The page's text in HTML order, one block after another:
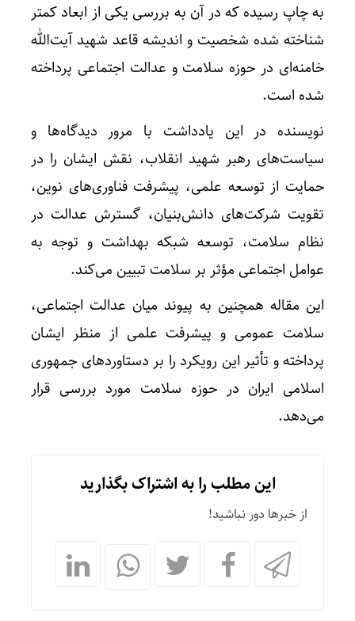
به چاپ رسیده که در آن به بررسی یکی از ابعاد کمتر
شناخته‌ شده شخصیت و اندیشه قاعد شهید آیت‌الله
خامنه‌ای در حوزه سلامت و عدالت اجتماعی پرداخته
شده است.
نویسنده در این یادداشت با مرور دیدگاه‌ها و
سیاست‌های رهبر شهید انقلاب، نقش ایشان را در
حمایت از توسعه علمی، پیشرفت فناوری‌های نوین،
تقویت شرکت‌های دانش‌بنیان، گسترش عدالت در
نظام سلامت، توسعه شبکه بهداشت و توجه به
عوامل اجتماعی مؤثر بر سلامت تبیین می‌کند.
این مقاله همچنین به پیوند میان عدالت اجتماعی،
سلامت عمومی و پیشرفت علمی از منظر ایشان
پرداخته و تأثیر این رویکرد را بر دستاوردهای جمهوری
اسلامی ایران در حوزه سلامت مورد بررسی قرار
می‌دهد.
این مطلب را به اشتراک بگذارید
از خبرها دور نباشید!